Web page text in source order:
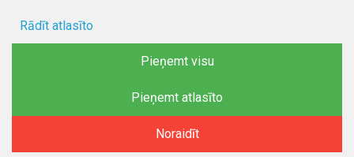
aizsargātas
Sākums Vēlmju saraksts Salīdzināt E-pasts Telefons
Rādīt atlasīto
Pieņemt visu
Pieņemt atlasīto
Noraidīt
FILTRĒT PRODUKTUS